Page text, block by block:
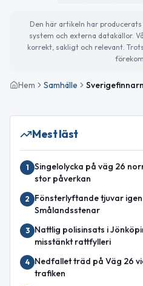
Den här artikeln har
system och externa datakällor.
korrekt, sakligt och relevant.
Hem Samhälle
Mest läst
1
Singelolycka på väg 26
stor påverkan
2
Fönsterlyftande tjuvar
Smålandsstenar
3
Nattlig polisinsats i
misstänkt rattfylleri
4
Nedfallet träd på Väg 26
trafiken